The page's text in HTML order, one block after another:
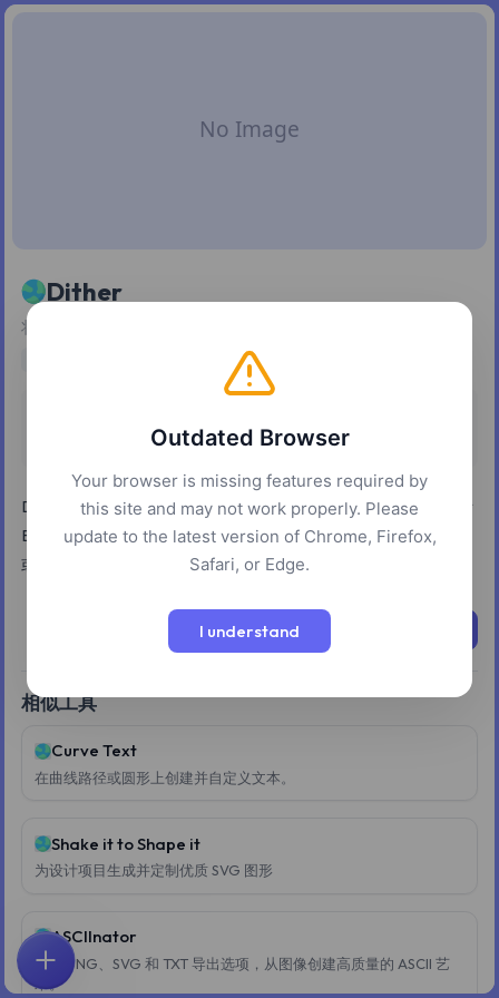
Dither
将图像和渐变转换为可缩放的矢量抖动图案
image-processing
免费
Dither 允许用户将图像和渐变转换为各种矢量抖动图案，包括
Bayer、半色调、点和线。该工具支持将最终结果导出为 SVG
或 PNG 文件。
相似工具
Curve Text
在曲线路径或圆形上创建并自定义文本。
Shake it to Shape it
为设计项目生成并定制优质 SVG 图形
ASCIInator
通过 PNG、SVG 和 TXT 导出选项，从图像创建高质量的 ASCII 艺
术。
首页 探索 搜索 收藏 反馈 账户
Outdated Browser
Your browser is missing features required by
this site and may not work properly. Please
update to the latest version of Chrome, Firefox,
Safari, or Edge.
I understand